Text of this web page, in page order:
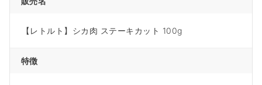
【レトルト】シカ肉 ステーキカット 100g
特徴